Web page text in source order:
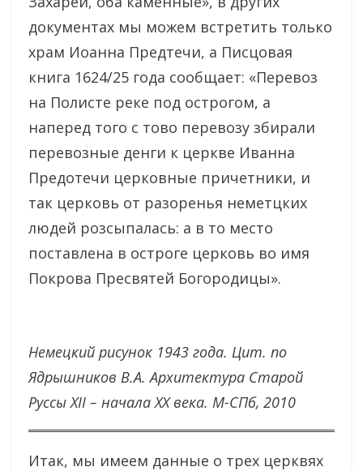
документах мы можем встретить только
храм Иоанна Предтечи, а Писцовая
книга 1624/25 года сообщает: «Перевоз
на Полисте реке под острогом, а
наперед того с тово перевозу збирали
перевозные денги к церкве Иванна
Предотечи церковные причетники, и
так церковь от разоренья неметцких
людей розсыпалась: а в то место
поставлена в остроге церковь во имя
Покрова Пресвятей Богородицы».
Немецкий рисунок 1943 года. Цит. по
Ядрышников В.А. Архитектура Старой
Руссы XII – начала XX века. М-СПб, 2010
Итак, мы имеем данные о трех церквях